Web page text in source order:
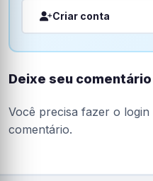
Criar conta
Deixe seu comentário
Você precisa fazer o login
comentário.